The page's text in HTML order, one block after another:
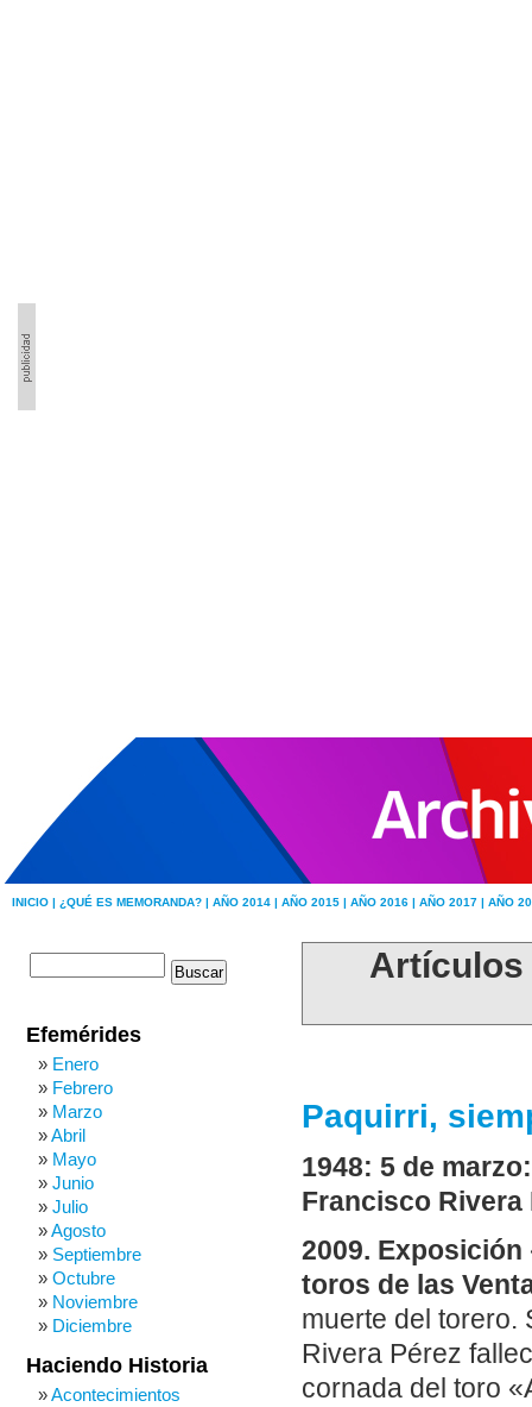
INICIO | ¿QUÉ ES MEMORANDA? | AÑO 2014 | AÑO 2015 | AÑO 2016 | AÑO 2017 | AÑO
Artículos
Paquirri,
1948: 5 de
Francisco Rivera
2009. Exposición
toros de las
muerte del torero.
Rivera Pérez
cornada del toro
Efemérides
Enero
Febrero
Marzo
Abril
Mayo
Junio
Julio
Agosto
Septiembre
Octubre
Noviembre
Diciembre
Haciendo Historia
Acontecimientos